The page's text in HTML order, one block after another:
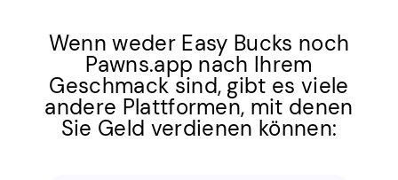
Wenn weder Easy Bucks noch
Pawns.app nach Ihrem
Geschmack sind, gibt es viele
andere Plattformen, mit denen
Sie Geld verdienen können: